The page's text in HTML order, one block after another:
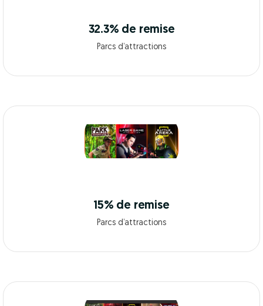
32.3% de remise
Parcs d’attractions
15% de remise
Parcs d’attractions